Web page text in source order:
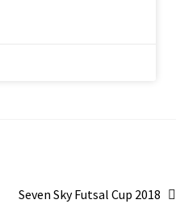
Seven Sky Futsal Cup 2018